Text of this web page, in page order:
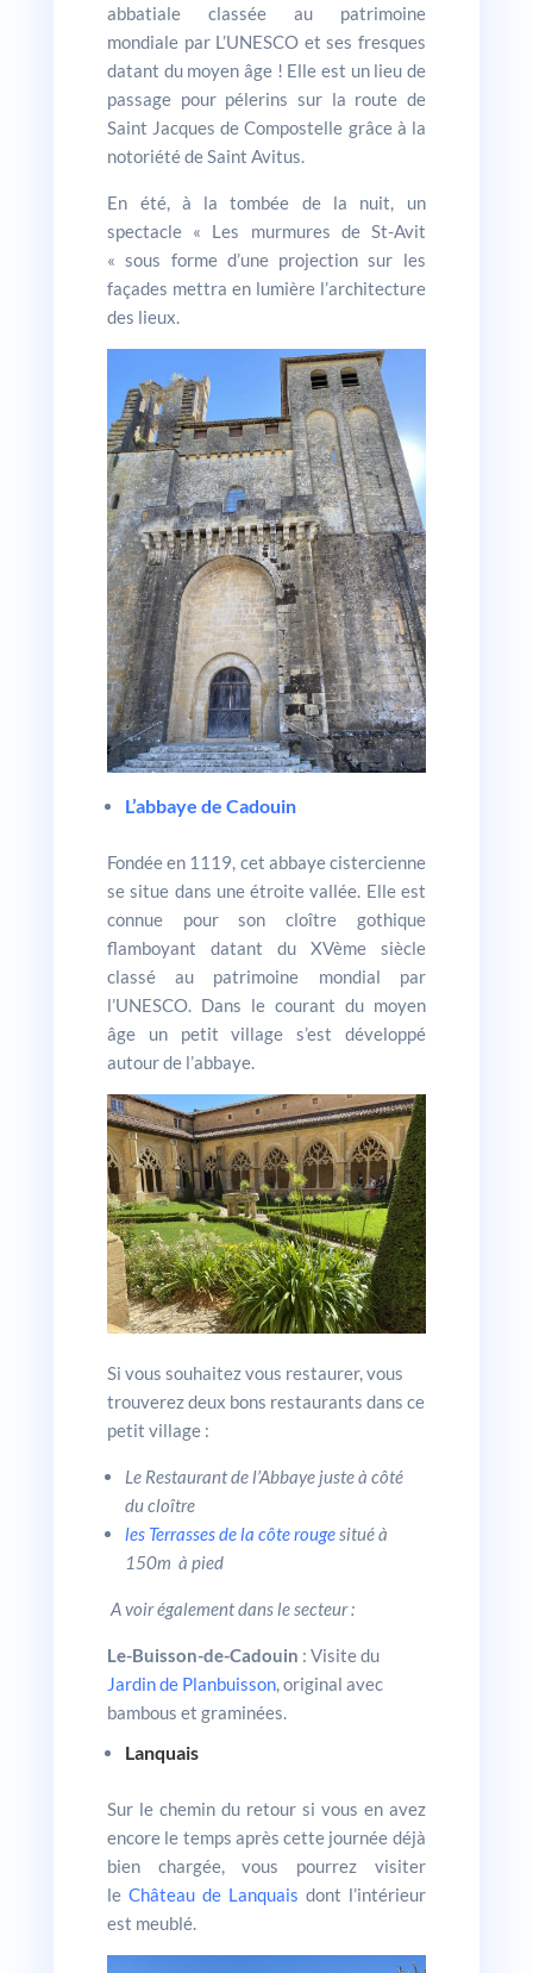
abbatiale classée au patrimoine
mondiale par L’UNESCO et ses fresques
datant du moyen âge ! Elle est un lieu de
passage pour pélerins sur la route de
Saint Jacques de Compostelle grâce à la
notoriété de Saint Avitus.
En été, à la tombée de la nuit, un
spectacle « Les murmures de St-Avit
« sous forme d’une projection sur les
façades mettra en lumière l’architecture
des lieux.
L’abbaye de Cadouin
Fondée en 1119, cet abbaye cistercienne
se situe dans une étroite vallée. Elle est
connue pour son cloître gothique
flamboyant datant du XVème siècle
classé au patrimoine mondial par
l’UNESCO. Dans le courant du moyen
âge un petit village s’est développé
autour de l’abbaye.
Si vous souhaitez vous restaurer, vous
trouverez deux bons restaurants dans ce
petit village :
Le Restaurant de l’Abbaye juste à côté
du cloître
les Terrasses de la côte rougesitué à
150m à pied
A voir également dans le secteur :
Le-Buisson-de-Cadouin : Visite du
Jardin de Planbuisson, original avec
bambous et graminées.
Lanquais
Sur le chemin du retour si vous en avez
encore le temps après cette journée déjà
bien chargée, vous pourrez visiter
leChâteau de Lanquais dont l’intérieur
est meublé.